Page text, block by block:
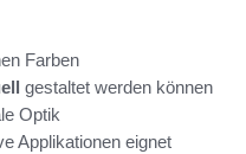
Farben
gestaltet werden können
Optik
Applikationen eignet